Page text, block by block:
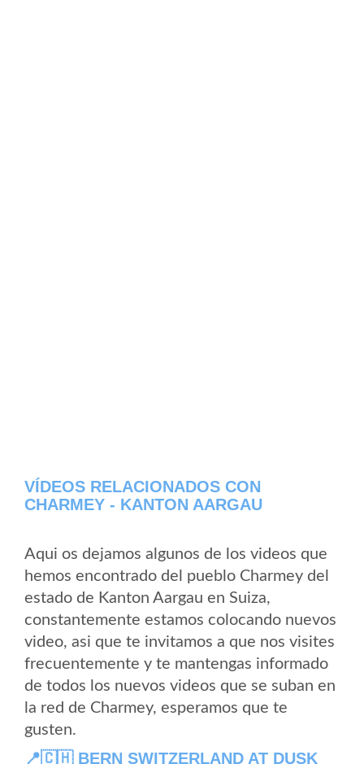
VÍDEOS RELACIONADOS CON
CHARMEY - KANTON AARGAU
Aqui os dejamos algunos de los videos que
hemos encontrado del pueblo Charmey del
estado de Kanton Aargau en Suiza,
constantemente estamos colocando nuevos
video, asi que te invitamos a que nos visites
frecuentemente y te mantengas informado
de todos los nuevos videos que se suban en
la red de Charmey, esperamos que te
gusten.
📍🇨🇭 BERN SWITZERLAND AT DUSK